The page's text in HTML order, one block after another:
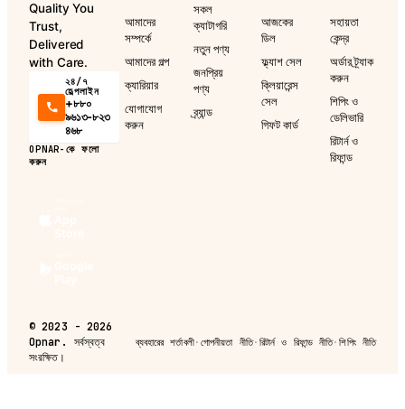
Quality You
Trust,
Delivered
with Care.
২৪/৭
হেল্পলাইন
+৮৮০
৯৬১৩-৮২৩
৪৬৮
OPNAR-কে ফলো
করুন
আমাদের
সম্পর্কে
আমাদের গল্প
ক্যারিয়ার
যোগাযোগ
করুন
সকল
ক্যাটাগরি
নতুন পণ্য
জনপ্রিয়
পণ্য
ব্র্যান্ড
আজকের
ডিল
ফ্ল্যাশ সেল
ক্লিয়ারেন্স
সেল
গিফট কার্ড
সহায়তা
কেন্দ্র
অর্ডার ট্র্যাক
করুন
শিপিং ও
ডেলিভারি
রিটার্ন ও
রিফান্ড
©2023 - 2026
Opnar.
সর্বস্বত্ব
সংরক্ষিত।
ব্যবহারের শর্তাবলী· গোপনীয়তা নীতি· রিটার্ন ও রিফান্ড নীতি·শিপিং নীতি